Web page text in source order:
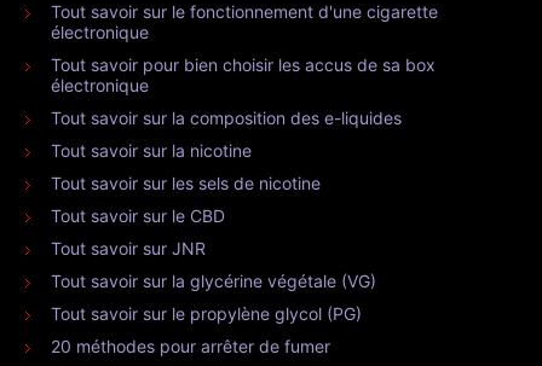
Tout savoir sur le fonctionnement d'une cigarette
électronique
Tout savoir pour bien choisir les accus de sa box
électronique
Tout savoir sur la composition des e-liquides
Tout savoir sur la nicotine
Tout savoir sur les sels de nicotine
Tout savoir sur le CBD
Tout savoir sur JNR
Tout savoir sur la glycérine végétale (VG)
Tout savoir sur le propylène glycol (PG)
20 méthodes pour arrêter de fumer